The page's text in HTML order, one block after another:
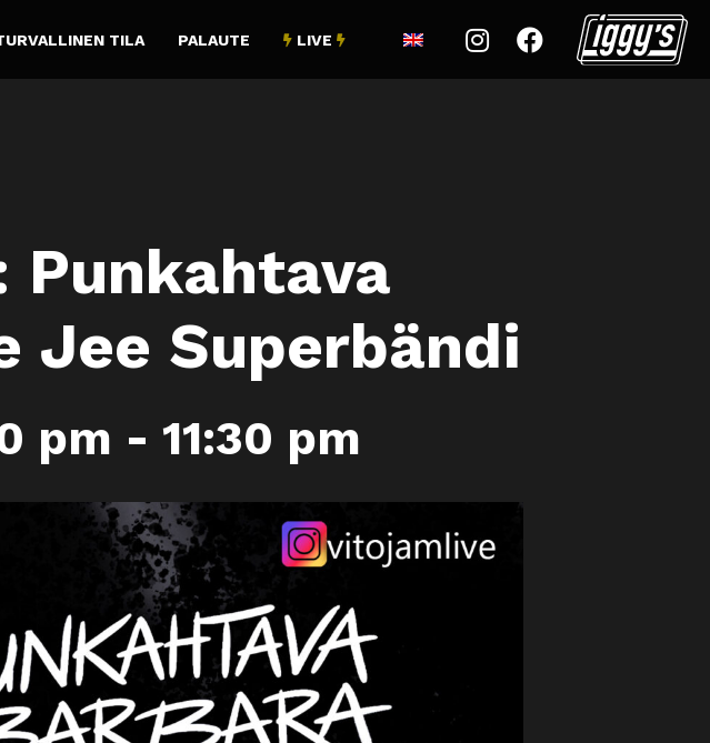
TILA PALAUTE  LIVE   
Punkahtava
Jee Superbändi
pm - 11:30 pm